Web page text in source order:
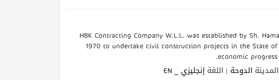
HBK Contracting Company W.L.L. was established by Sh.
1970 to undertake civil construction projects in the State
economic
الدوحة | اللغة إنجليزي _ EN